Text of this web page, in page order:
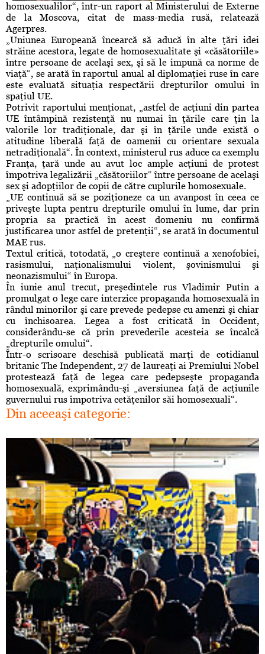
homosexualilor“, într-un raport al Ministerului de Externe
de la Moscova, citat de mass-media rusă, relatează
Agerpres.
„Uniunea Europeană încearcă să aducă în alte ţări idei
străine acestora, legate de homosexualitate şi «căsătoriile»
între persoane de acelaşi sex, şi să le impună ca norme de
viaţă“, se arată în raportul anual al diplomaţiei ruse în care
este evaluată situaţia respectării drepturilor omului în
spaţiul UE.
Potrivit raportului menţionat, „astfel de acţiuni din partea
UE întâmpină rezistenţă nu numai în ţările care ţin la
valorile lor tradiţionale, dar şi în ţările unde există o
atitudine liberală faţă de oamenii cu orientare sexuala
netradiţională“. În context, ministerul rus aduce ca exemplu
Franţa, ţară unde au avut loc ample acţiuni de protest
împotriva legalizării „căsătoriilor“ între persoane de acelaşi
sex şi adopţiilor de copii de către cuplurile homosexuale.
„UE continuă să se poziţioneze ca un avanpost în ceea ce
priveşte lupta pentru drepturile omului în lume, dar prin
propria sa practică în acest domeniu nu confirmă
justificarea unor astfel de pretenţii“, se arată în documentul
MAE rus.
Textul critică, totodată, „o creştere continuă a xenofobiei,
rasismului, naţionalismului violent, şovinismului şi
neonazismului“ în Europa.
În iunie anul trecut, preşedintele rus Vladimir Putin a
promulgat o lege care interzice propaganda homosexuală în
rândul minorilor şi care prevede pedepse cu amenzi şi chiar
cu închisoarea. Legea a fost criticată în Occident,
considerându-se că prin prevederile acesteia se încalcă
„drepturile omului“.
Într-o scrisoare deschisă publicată marţi de cotidianul
britanic The Independent, 27 de laureaţi ai Premiului Nobel
protestează faţă de legea care pedepseşte propaganda
homosexuală, exprimându-şi „aversiunea faţă de acţiunile
guvernului rus împotriva cetăţenilor săi homosexuali“.
Din aceeaşi categorie: